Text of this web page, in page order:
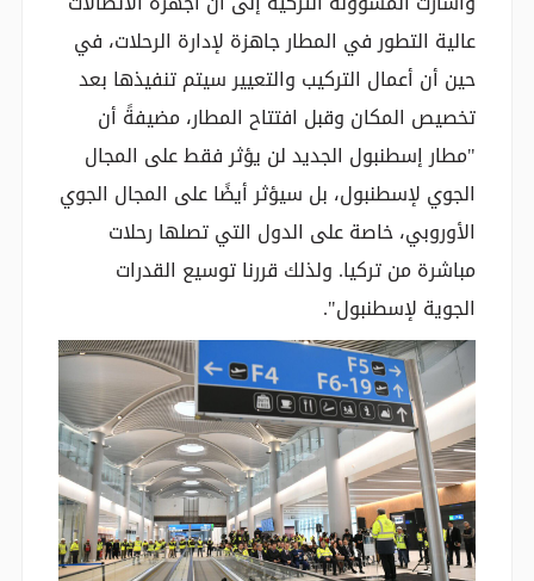
عالية التطور في المطار جاهزة لإدارة الرحلات، في
حين أن أعمال التركيب والتعيير سيتم تنفيذها بعد
تخصيص المكان وقبل افتتاح المطار، مضيفةً أن
"مطار إسطنبول الجديد لن يؤثر فقط على المجال
الجوي لإسطنبول، بل سيؤثر أيضًا على المجال الجوي
الأوروبي، خاصة على الدول التي تصلها رحلات
مباشرة من تركيا. ولذلك قررنا توسيع القدرات
الجوية لإسطنبول".